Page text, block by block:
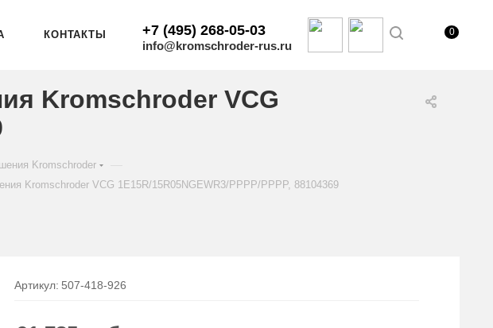
КОНТАКТЫ +7 (495) 268-05-03
info@kromschroder-rus.ru
0
Kromschroder VCG
Kromschroder
Kromschroder VCG 1E15R/15R05NGEWR3/PPPP/PPPP, 88104369
Артикул: 507-418-926